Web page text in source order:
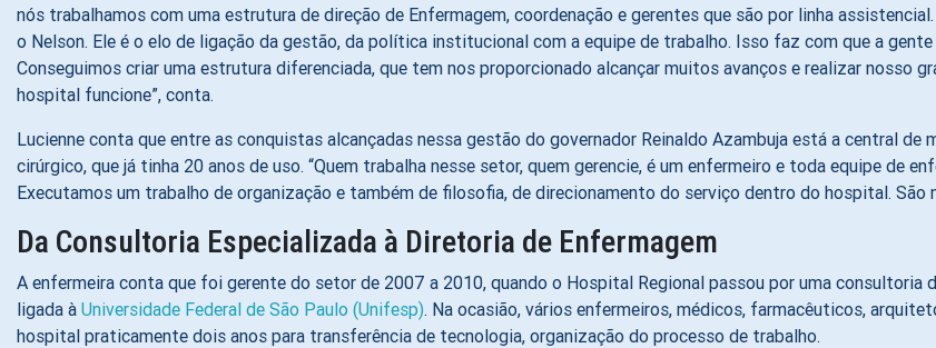
nós trabalhamos com uma estrutura de direção de Enfermagem, coordenação e gerentes que são por linha
o Nelson. Ele é o elo de ligação da gestão, da política institucional com a equipe de trabalho. Isso faz com que a
Conseguimos criar uma estrutura diferenciada, que tem nos proporcionado alcançar muitos avanços e realizar nosso
hospital funcione”, conta.
Lucienne conta que entre as conquistas alcançadas nessa gestão do governador Reinaldo Azambuja está a central
cirúrgico, que já tinha 20 anos de uso. “Quem trabalha nesse setor, quem gerencie, é um enfermeiro e toda equipe de
Executamos um trabalho de organização e também de filosofia, de direcionamento do serviço dentro do hospital. São
Da Consultoria Especializada à Diretoria de Enfermagem
A enfermeira conta que foi gerente do setor de 2007 a 2010, quando o Hospital Regional passou por uma consultoria
ligada à Universidade Federal de São Paulo (Unifesp). Na ocasião, vários enfermeiros, médicos, farmacêuticos,
hospital praticamente dois anos para transferência de tecnologia, organização do processo de trabalho.